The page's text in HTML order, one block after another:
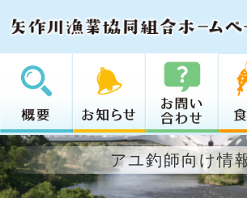
アユ釣師向け情